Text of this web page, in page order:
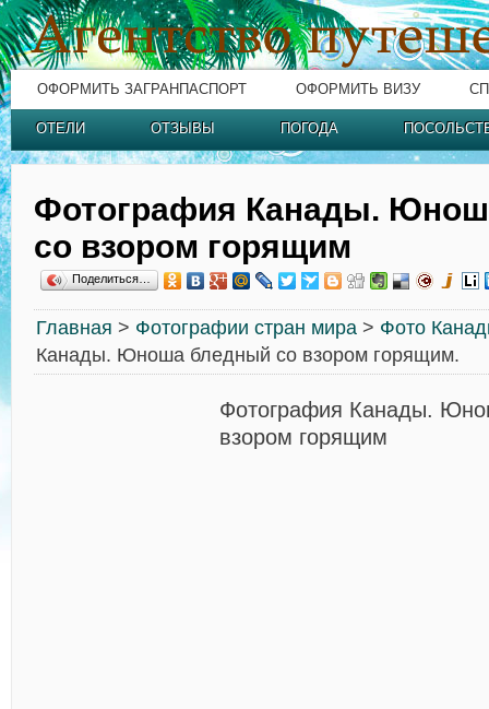
ОФОРМИТЬ ЗАГРАНПАСПОРТ ОФОРМИТЬ ВИЗУ
ОТЕЛИ ОТЗЫВЫ ПОГОДА
Фотография Канады.
со взором горящим
Поделиться…
Главная > Фотографии стран мира > Фото
Канады. Юноша бледный со взором горящим.
Фотография Канады.
взором горящим